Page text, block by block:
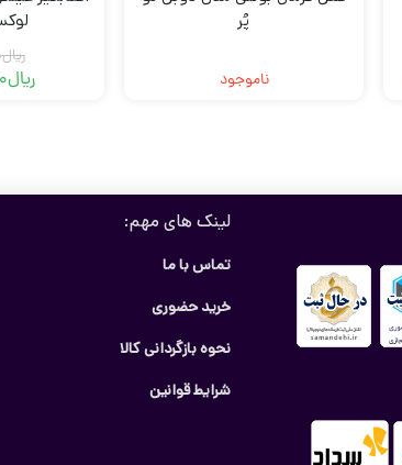
پُر
ناموجود
ریال
ریال
لینک های مهم:
تماس با ما
خرید حضوری
نحوه بازگردانی کالا
شرایط قوانین